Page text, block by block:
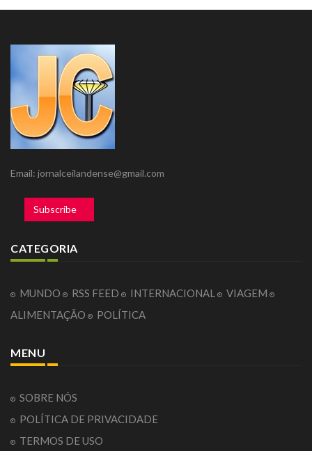
Email: jornalceilandense@gmail.com
Subscribe
CATEGORIA
MUNDO RSS FEED INTERNACIONAL
VIAGEM
ALIMENTAÇÃO
POLÍTICA
MENU
SOBRE NÓS
POLÍTICA DE PRIVACIDADE
TERMOS DE USO